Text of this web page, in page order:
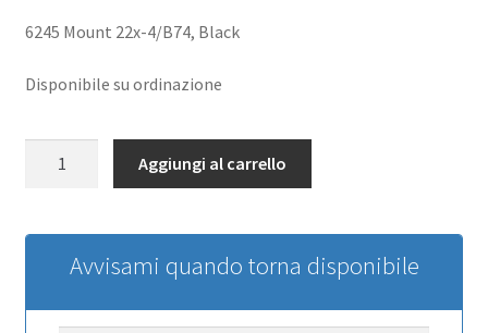
6245 Mount 22x-4/B74, Black
Disponibile su ordinazione
22X-
quantità
Aggiungi al carrello
Avvisami quando torna disponibile